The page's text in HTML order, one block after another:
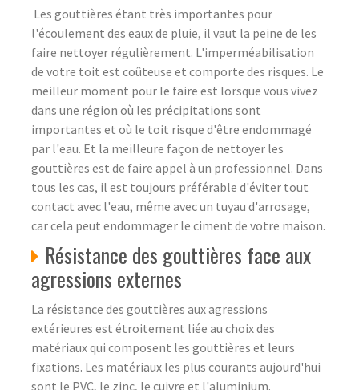
Les gouttières étant très importantes pour
l'écoulement des eaux de pluie, il vaut la peine de les
faire nettoyer régulièrement. L'imperméabilisation
de votre toit est coûteuse et comporte des risques. Le
meilleur moment pour le faire est lorsque vous vivez
dans une région où les précipitations sont
importantes et où le toit risque d'être endommagé
par l'eau. Et la meilleure façon de nettoyer les
gouttières est de faire appel à un professionnel. Dans
tous les cas, il est toujours préférable d'éviter tout
contact avec l'eau, même avec un tuyau d'arrosage,
car cela peut endommager le ciment de votre maison.
Résistance des gouttières face aux
agressions externes
La résistance des gouttières aux agressions
extérieures est étroitement liée au choix des
matériaux qui composent les gouttières et leurs
fixations. Les matériaux les plus courants aujourd'hui
sont le PVC, le zinc, le cuivre et l'aluminium.